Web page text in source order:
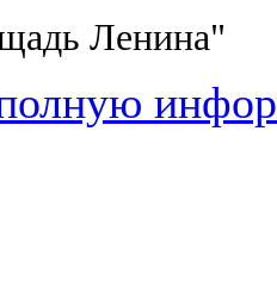
Ленина"